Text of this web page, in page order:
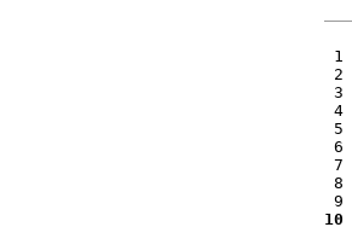
1
2
3
4
5
6
7
8
9
10